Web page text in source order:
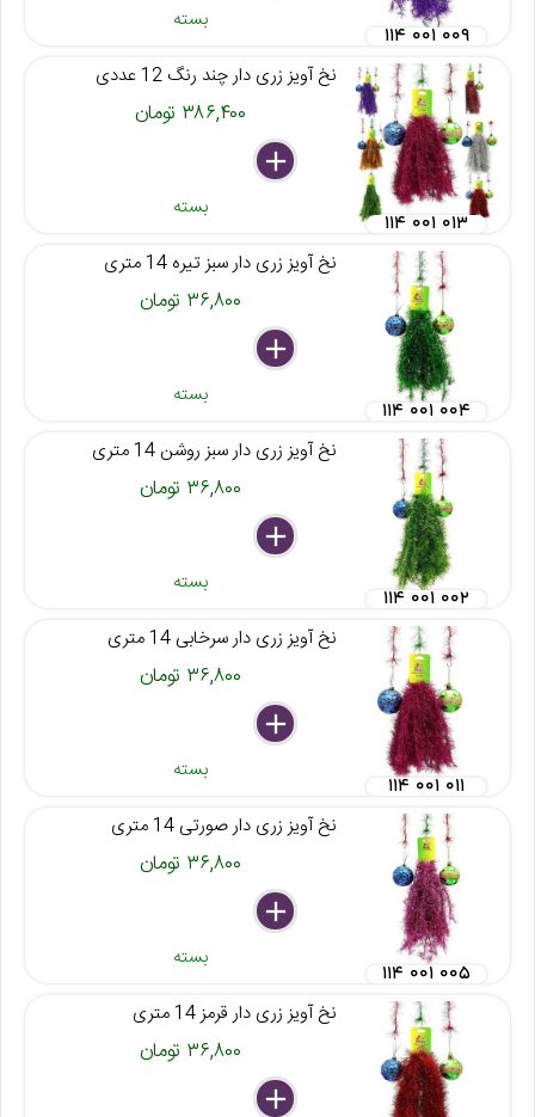
بسته
۱۱۴ ۰۰۱ ۰۰۹
نخ آویز زری دار چند رنگ 12 عددی
۳۸۶,۴۰۰ تومان
delete
remove
add
بسته
۱۱۴ ۰۰۱ ۰۱۳
نخ آویز زری دار سبز تیره 14 متری
۳۶,۸۰۰ تومان
delete
remove
add
بسته
۱۱۴ ۰۰۱ ۰۰۴
نخ آویز زری دار سبز روشن 14 متری
۳۶,۸۰۰ تومان
delete
remove
add
بسته
۱۱۴ ۰۰۱ ۰۰۲
نخ آویز زری دار سرخابی 14 متری
۳۶,۸۰۰ تومان
delete
remove
add
بسته
۱۱۴ ۰۰۱ ۰۱۱
نخ آویز زری دار صورتی 14 متری
۳۶,۸۰۰ تومان
delete
remove
add
بسته
۱۱۴ ۰۰۱ ۰۰۵
نخ آویز زری دار قرمز 14 متری
۳۶,۸۰۰ تومان
delete
remove
add